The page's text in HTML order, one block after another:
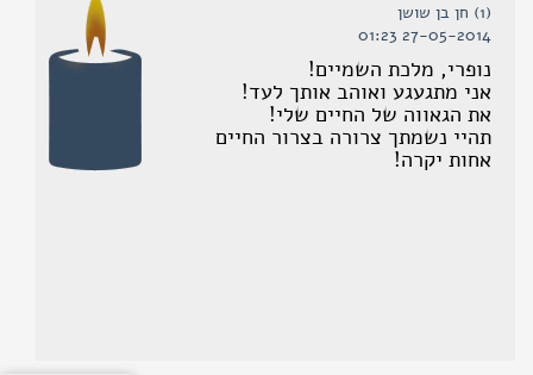
(1) חן בן שושן
27-05-2014 01:23
נופרי, מלכת השמיים!
אני מתגעגע ואוהב אותך לעד!
את הגאווה של החיים שלי!
תהיי נשמתך צרורה בצרור החיים
אחות יקרה!